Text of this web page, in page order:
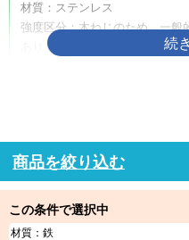
材質：ステンレス
強度区分：木ねじのため、一般
ありません。
利用方法・用途・特徴：（＋
ぐりを設けることで頭部を沈め
い箇所に適しています。家具、
固定などに使用されます。
（＋）皿木ねじの商品説明
商品を絞り込む
この条件で選択中
材質：鉄